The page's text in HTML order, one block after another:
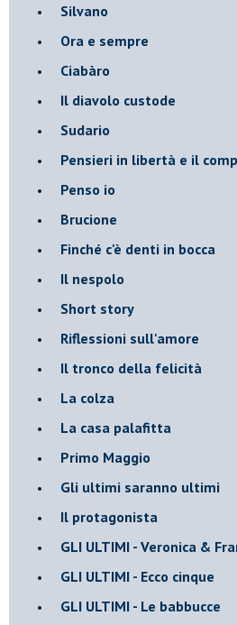
Silvano
Ora e sempre
Ciabàro
Il diavolo custode
Sudario
Pensieri in libertà e il
Penso io
Brucione
Finché c'è denti in bocca
Il nespolo
Short story
Riflessioni sull'amore
Il tronco della felicità
La colza
La casa palafitta
Primo Maggio
Gli ultimi saranno ultimi
Il protagonista
GLI ULTIMI - Veronica &
GLI ULTIMI - Ecco cinque
GLI ULTIMI - Le babbucce